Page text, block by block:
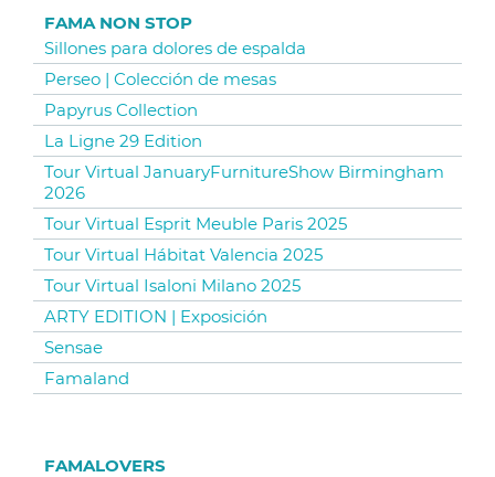
FAMA NON STOP
Sillones para dolores de espalda
Perseo | Colección de mesas
Papyrus Collection
La Ligne 29 Edition
Tour Virtual JanuaryFurnitureShow Birmingham
2026
Tour Virtual Esprit Meuble Paris 2025
Tour Virtual Hábitat Valencia 2025
Tour Virtual Isaloni Milano 2025
ARTY EDITION | Exposición
Sensae
Famaland
FAMALOVERS